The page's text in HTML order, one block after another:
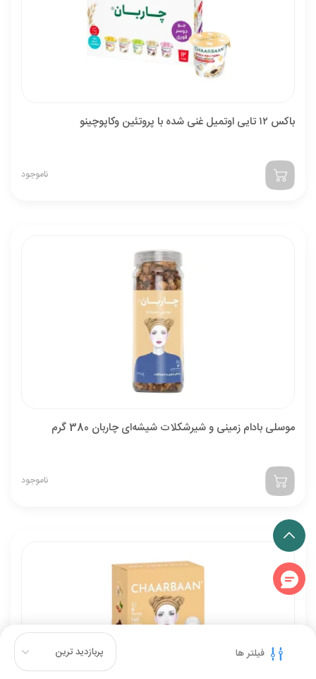
فیلتر ها
باکس ۱۲ تایی اوتمیل غنی شده با پروتئین وکاپوچینو
ناموجود
موسلی بادام زمینی و شیرشکلات شیشه‌ای چاربان 380 گرم
ناموجود